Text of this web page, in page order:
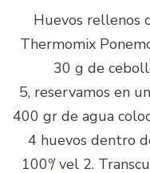
Huevos rellenos
Thermomix
30 g de
5, reservamos en
400 gr de agua
4 huevos dentro
100º/ vel 2.